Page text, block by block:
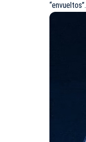
“envueltos”.